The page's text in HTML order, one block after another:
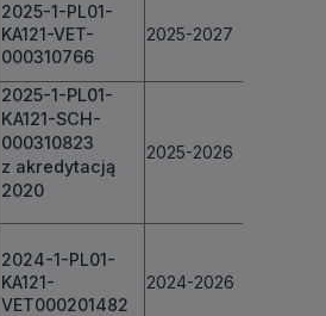
2025-1-PL01-
KA121-VET-
000310766
2025-2027
2025-1-PL01-
KA121-SCH-
000310823
z akredytacją
2020
2025-2026
2024-1-PL01-
KA121-
VET000201482
2024-2026